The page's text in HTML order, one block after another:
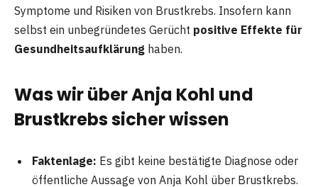
Symptome und Risiken von Brustkrebs. Insofern kann
selbst ein unbegründetes Gerücht positive Effekte für
Gesundheitsaufklärung haben.
Was wir über Anja Kohl und
Brustkrebs sicher wissen
Faktenlage: Es gibt keine bestätigte Diagnose oder
öffentliche Aussage von Anja Kohl über Brustkrebs.